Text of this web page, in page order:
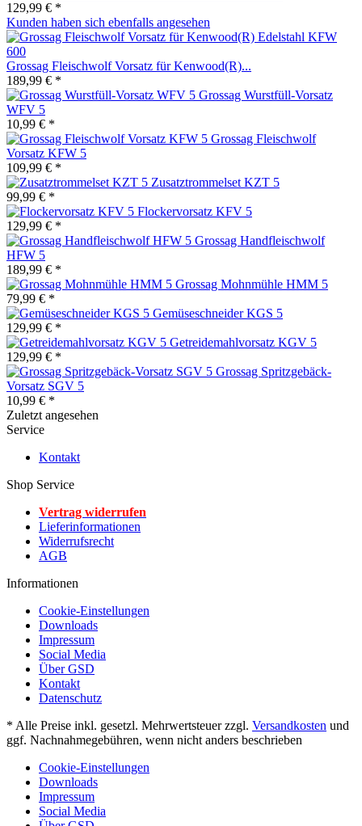
129,99 € *
Kunden haben sich ebenfalls angesehen
Grossag Fleischwolf Vorsatz für Kenwood(R)...
189,99 € *
Grossag Wurstfüll-Vorsatz
WFV 5
10,99 € *
Grossag Fleischwolf
Vorsatz KFW 5
109,99 € *
Zusatztrommelset KZT 5
99,99 € *
Flockervorsatz KFV 5
129,99 € *
Grossag Handfleischwolf
HFW 5
189,99 € *
Grossag Mohnmühle HMM 5
79,99 € *
Gemüseschneider KGS 5
129,99 € *
Getreidemahlvorsatz KGV 5
129,99 € *
Grossag Spritzgebäck-
Vorsatz SGV 5
10,99 € *
Zuletzt angesehen
Service
Kontakt
Shop Service
Vertrag widerrufen
Lieferinformationen
Widerrufsrecht
AGB
Informationen
Cookie-Einstellungen
Downloads
Impressum
Social Media
Über GSD
Kontakt
Datenschutz
* Alle Preise inkl. gesetzl. Mehrwertsteuer zzgl. Versandkosten und
ggf. Nachnahmegebühren, wenn nicht anders beschrieben
Cookie-Einstellungen
Downloads
Impressum
Social Media